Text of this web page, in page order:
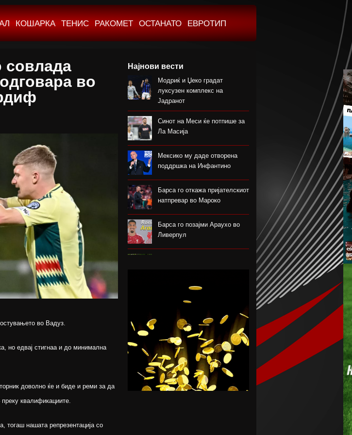
КОШАРКА ТЕНИС РАКОМЕТ ОСТАНАТО ЕВРОТИП
совлада
во
во Вадуз.
но едвај стигнаа и до минимална
доволно ќе и биде и реми за да
квалификациите.
тогаш нашата репрезентација со
Најнови вести
Модриќ и Џеко градат
луксузен комплекс на
Јадранот
Синот на Меси ќе потпише за
Ла Масија
Мексико му даде отворена
поддршка на Инфантино
Барса го откажа пријателскиот
натпревар во Мароко
Барса го позајми Араухо во
Ливерпул
бренд по 81 година постоење !
Артета: Мојот Арсенал учи од
грешките
Лука Зидан се раздели со
Гранада